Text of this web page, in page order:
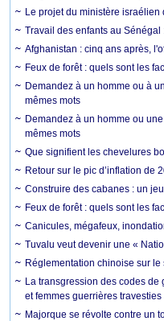
Le projet du ministère
Travail des enfants au
Afghanistan : cinq ans après,
Feux de forêt : quels sont les
Demandez à un homme ou à
mêmes mots
Demandez à un homme ou
mêmes mots
Que signifient les chevelures
Retour sur le pic d’inflation de
Construire des cabanes : un
Feux de forêt : quels sont les
Canicules, mégafeux,
Tuvalu veut devenir une «
Réglementation chinoise sur
La transgression des codes
et femmes guerrières travesties
Majorque se révolte contre un